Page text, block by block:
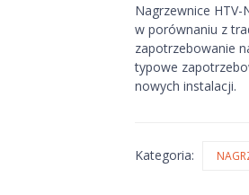
Nagrzewnice
w porównaniu z
zapotrzebowanie
typowe
nowych instalacji.
Kategoria: